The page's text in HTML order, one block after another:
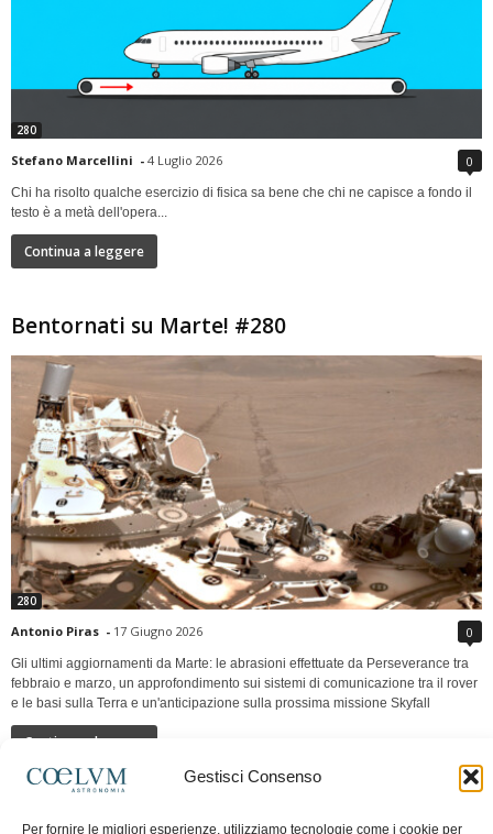
Gestisci Consenso
Per fornire le migliori esperienze, utilizziamo tecnologie come i cookie per
280
Stefano Marcellini - 4 Luglio 2026 0
Chi ha risolto qualche esercizio di fisica sa bene che chi ne capisce a fondo il
testo è a metà dell'opera...
Continua a leggere
Bentornati su Marte! #280
280
Antonio Piras - 17 Giugno 2026 0
Gli ultimi aggiornamenti da Marte: le abrasioni effettuate da Perseverance tra
febbraio e marzo, un approfondimento sui sistemi di comunicazione tra il rover
e le basi sulla Terra e un'anticipazione sulla prossima missione Skyfall
Continua a leggere